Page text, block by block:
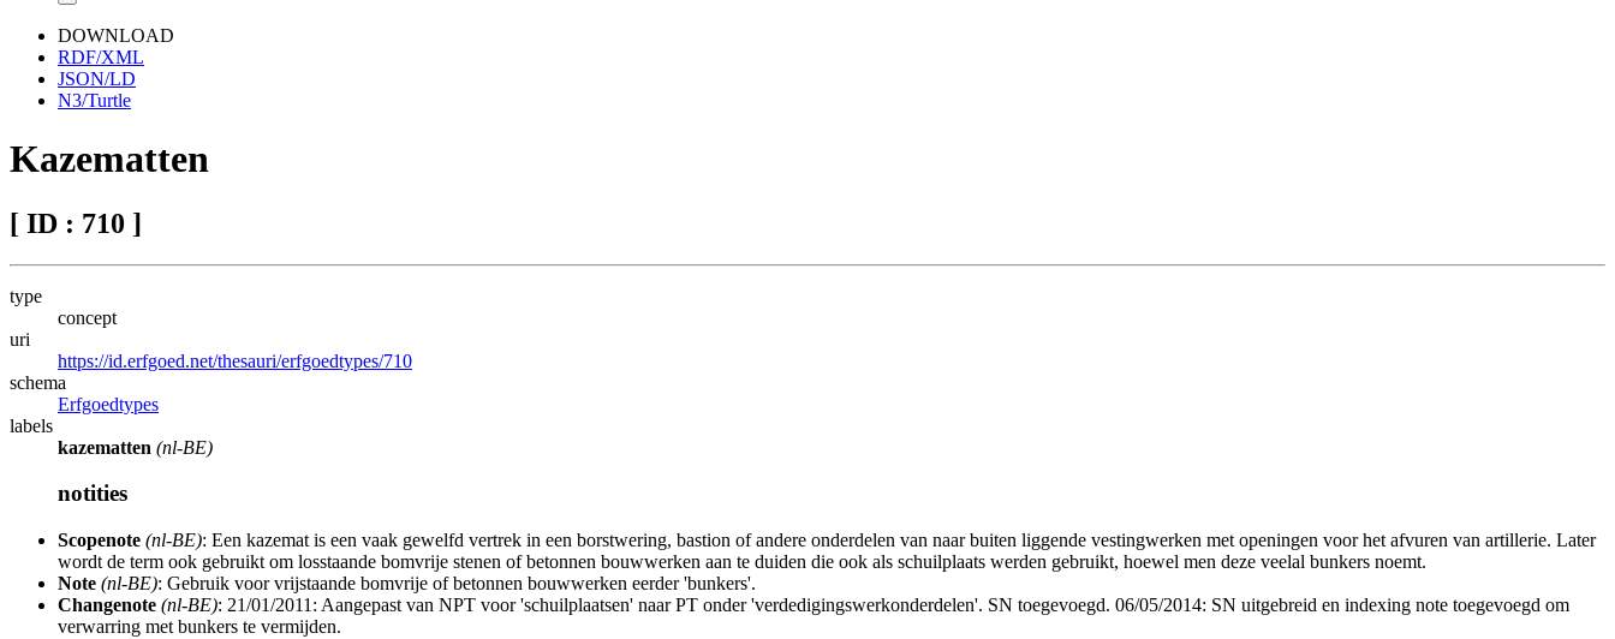
DOWNLOAD
RDF/XML
JSON/LD
N3/Turtle
Kazematten
[ ID : 710 ]
type
concept
uri
https://id.erfgoed.net/thesauri/erfgoedtypes/710
schema
Erfgoedtypes
labels
kazematten (nl-BE)
notities
Scopenote (nl-BE): Een kazemat is een vaak gewelfd vertrek in een borstwering, bastion of andere onderdelen van naar buiten liggende vestingwerken met openingen voor het afvuren van artillerie. Later
wordt de term ook gebruikt om losstaande bomvrije stenen of betonnen bouwwerken aan te duiden die ook als schuilplaats werden gebruikt, hoewel men deze veelal bunkers noemt.
Note (nl-BE): Gebruik voor vrijstaande bomvrije of betonnen bouwwerken eerder 'bunkers'.
Changenote (nl-BE): 21/01/2011: Aangepast van NPT voor 'schuilplaatsen' naar PT onder 'verdedigingswerkonderdelen'. SN toegevoegd. 06/05/2014: SN uitgebreid en indexing note toegevoegd om
verwarring met bunkers te vermijden.